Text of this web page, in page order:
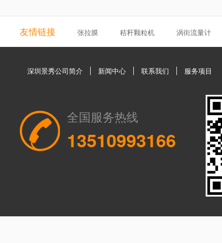
友情链接 张拉膜 秸秆颗粒机 涡街流量计
深圳景秀公司简介 新闻中心 联系我们 服务项目
全国服务热线
13510993166